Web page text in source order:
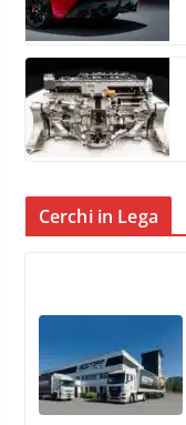
Cerchi in Lega